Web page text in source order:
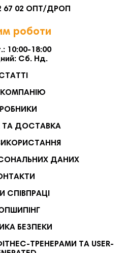
67 02 ОПТ/ДРОП
роботи
10:00-18:00
Сб. Нд.
КОМПАНІЮ
ТА ДОСТАВКА
ДАНИХ
СПІВПРАЦІ
БЕЗПЕКИ
ТРЕНЕРАМИ ТА USER-